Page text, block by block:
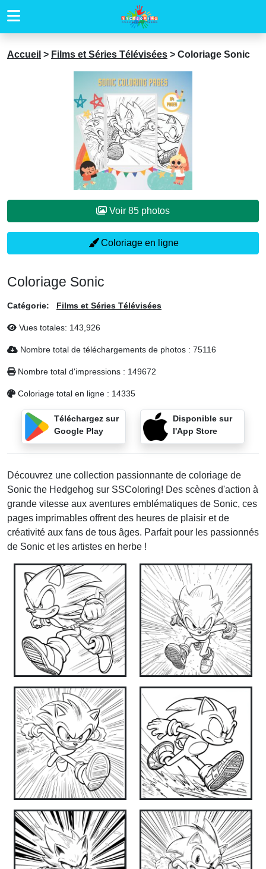
Accueil > Films et Séries Télévisées > Coloriage Sonic
Voir 85 photos
Coloriage en ligne
Coloriage Sonic
Catégorie: Films et Séries Télévisées
Vues totales: 143,926
Nombre total de téléchargements de photos : 75116
Nombre total d'impressions : 149672
Coloriage total en ligne : 14335
Téléchargez sur
Google Play
Disponible sur
l'App Store
Découvrez une collection passionnante de coloriage de
Sonic the Hedgehog sur SSColoring! Des scènes d'action à
grande vitesse aux aventures emblématiques de Sonic, ces
pages imprimables offrent des heures de plaisir et de
créativité aux fans de tous âges. Parfait pour les passionnés
de Sonic et les artistes en herbe !